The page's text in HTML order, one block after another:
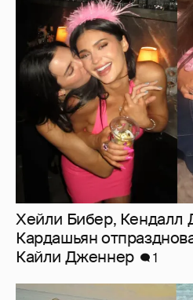
Хейли Бибер, Кендалл
Кардашьян
Кайли Дженнер
1